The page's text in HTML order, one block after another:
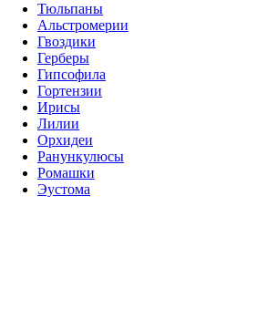
Тюльпаны
Альстромерии
Гвоздики
Герберы
Гипсофила
Гортензии
Ирисы
Лилии
Орхидеи
Ранункулюсы
Ромашки
Эустома